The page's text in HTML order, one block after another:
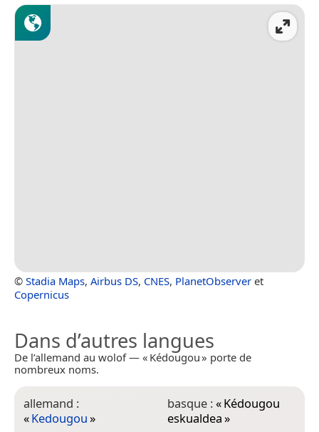
© Stadia Maps, Airbus DS, CNES, PlanetObserver et
Copernicus
Dans d’autres langues
De l’allemand au wolof — « Kédougou » porte de
nombreux noms.
allemand :
«Kedougou»
basque :«Kédougou
eskualdea»